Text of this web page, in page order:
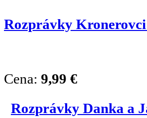
Rozprávky
Cena: 9,99 €
Rozprávky Danka a